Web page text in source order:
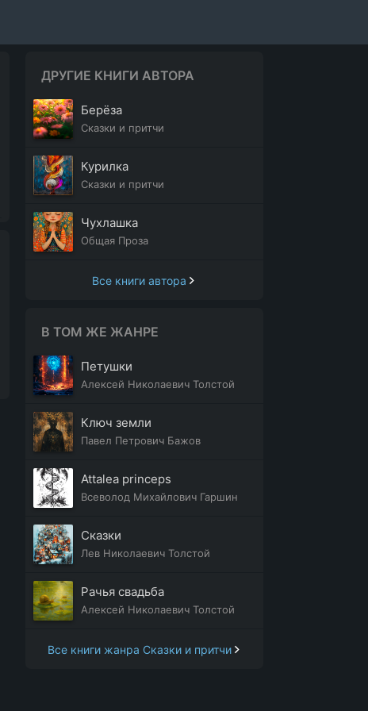
ДРУГИЕ КНИГИ АВТОРА
Берёза
Сказки и притчи
Курилка
Сказки и притчи
Чухлашка
Общая Проза
Все книги автора
В ТОМ ЖЕ ЖАНРЕ
Петушки
Алексей Николаевич Толстой
Ключ земли
Павел Петрович Бажов
Attalea princeps
Всеволод Михайлович Гаршин
Сказки
Лев Николаевич Толстой
Рачья свадьба
Алексей Николаевич Толстой
Все книги жанра Сказки и притчи